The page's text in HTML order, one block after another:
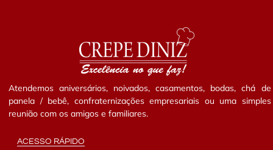
Atendemos aniversários, noivados, casamentos, bodas, chá de
panela / bebê, confraternizações empresariais ou uma simples
reunião com os amigos e familiares.
ACESSO RÁPIDO